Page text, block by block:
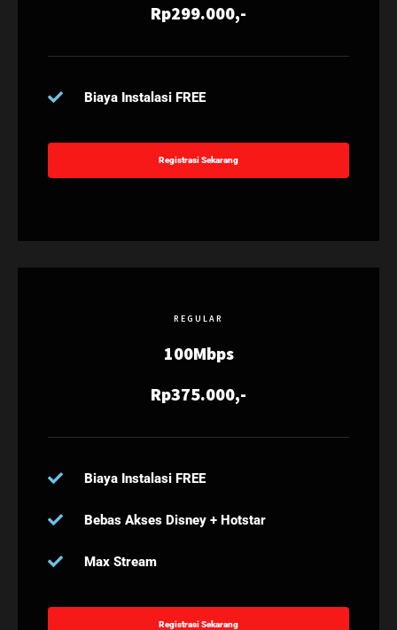
Rp299.000,-
Biaya Instalasi FREE
Registrasi Sekarang
REGULAR
100Mbps
Rp375.000,-
Biaya Instalasi FREE
Bebas Akses Disney + Hotstar
Max Stream
Registrasi Sekarang